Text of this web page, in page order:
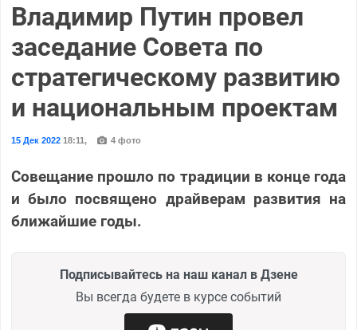
Владимир Путин провел
заседание Совета по
стратегическому развитию
и национальным проектам
15 Дек 202218:11, 4 фото
Совещание прошло по традиции в конце года
и было посвящено драйверам развития на
ближайшие годы.
Подписывайтесь на наш канал в Дзене
Вы всегда будете в курсе событий